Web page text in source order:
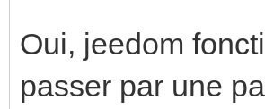
Oui, jeedom
passer par une